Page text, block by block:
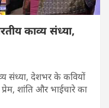
काव्य संध्या,
संध्या, देशभर के कवियों
प्रेम, शांति और भाईचारे का